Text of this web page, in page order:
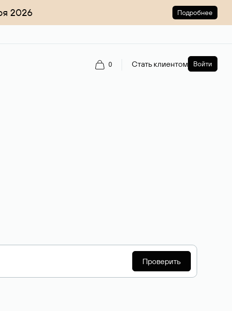
2026 Подробнее
0 Стать клиентом Войти
Проверить